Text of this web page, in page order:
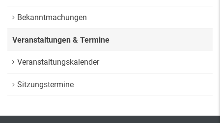
Bekanntmachungen
Veranstaltungen & Termine
Veranstaltungskalender
Sitzungstermine